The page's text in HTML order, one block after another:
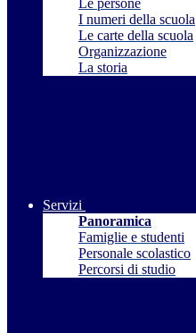
Le persone
I numeri della scuola
Le carte della scuola
Organizzazione
La storia
Servizi
Panoramica
Famiglie e studenti
Personale scolastico
Percorsi di studio